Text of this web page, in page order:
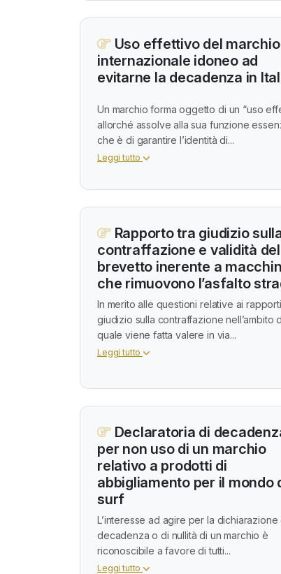
Uso effettivo del marchio
internazionale idoneo ad
evitarne la decadenza in
Un marchio forma oggetto di un “uso
allorché assolve alla sua funzione
che è di garantire l’identità di...
Leggi tutto
Rapporto tra giudizio
contraffazione e validità del
brevetto inerente a
che rimuovono l’asfalto
In merito alle questioni relative ai
giudizio sulla contraffazione nell’ambito
quale viene fatta valere in via...
Leggi tutto
Declaratoria di
per non uso di un marchio
relativo a prodotti di
abbigliamento per il mondo
surf
L’interesse ad agire per la dichiarazione
decadenza o di nullità di un marchio è
riconoscibile a favore di tutti...
Leggi tutto